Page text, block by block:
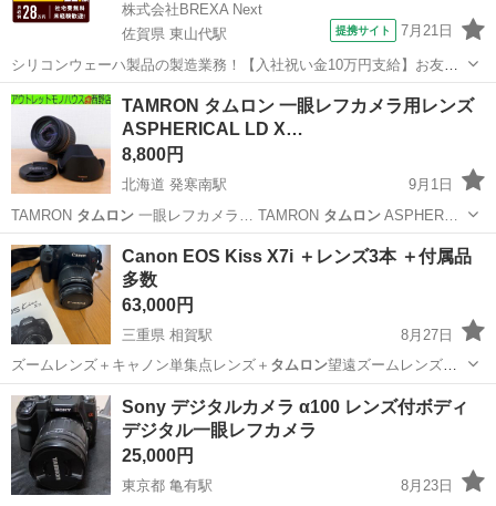
株式会社BREXA Next
佐賀県 東山代駅
提携サイト 7月21日
シリコンウェーハ製品の製造業務！【入社祝い金10万円支給】お友達
やカップルとの応募OK◎年間休日129日＆休出なしでプライベート充
実♪業務はクリーンルームで快適作業◎自社正社員登用制度あり★1食
300円～の格安食堂あり！《佐...
佐賀 伊万里市 東山代駅
TAMRON タムロン 一眼レフカメラ用レンズ
ASPHERICAL LD X…
8,800円
北海道 発寒南駅
9月1日
TAMRON タムロン 一眼レフカメラ… TAMRON タムロンASPHER…
北海道 札幌市
Canon EOS Kiss X7i ＋レンズ3本 ＋付属品
多数
63,000円
三重県 相賀駅
8月27日
ズームレンズ＋キャノン単集点レンズ＋ タムロン望遠ズームレンズ←
花形の日除け付き）…
三重 北牟婁郡 相賀駅
Sony デジタルカメラ α100 レンズ付ボディ
デジタル一眼レフカメラ
25,000円
東京都 亀有駅
8月23日